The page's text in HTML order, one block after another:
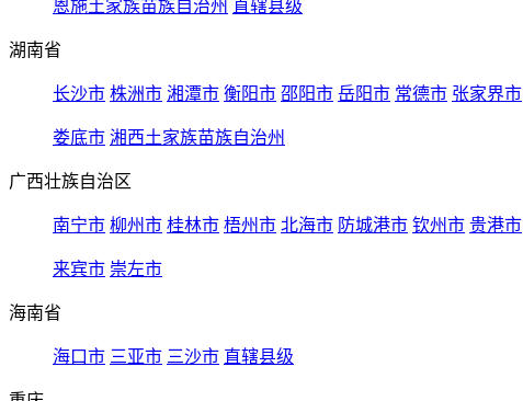
恩施土家族苗族自治州 直辖县级
湖南省
长沙市 株洲市 湘潭市 衡阳市 邵阳市 岳阳市 常德市 张家界市
娄底市 湘西土家族苗族自治州
广西壮族自治区
南宁市 柳州市 桂林市 梧州市 北海市 防城港市 钦州市 贵港市
来宾市 崇左市
海南省
海口市 三亚市 三沙市 直辖县级